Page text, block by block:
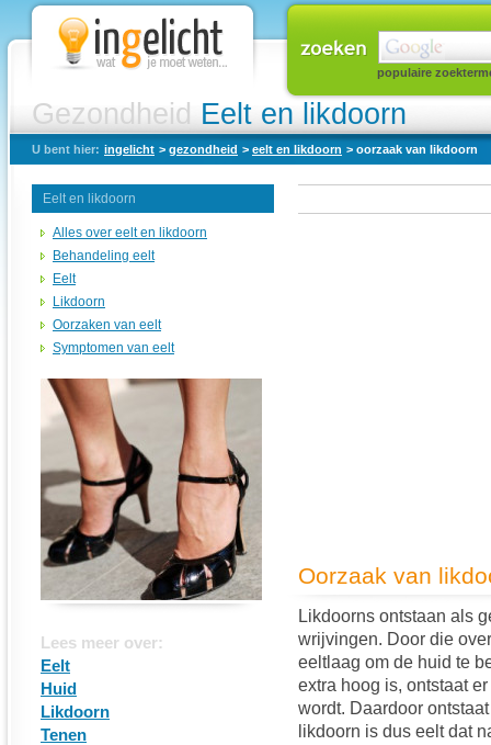
Gezondheid Eelt en likdoorn
populaire
U bent hier: ingelicht > gezondheid > eelt en likdoorn > oorzaak van likdoorn
Eelt en likdoorn
Alles over eelt en likdoorn
Behandeling eelt
Eelt
Likdoorn
Oorzaken van eelt
Symptomen van eelt
Lees meer over:
Eelt
Huid
Likdoorn
Tenen
Oorzaak van
Likdoorns ontstaan als
wrijvingen. Door die
eeltlaag om de huid te
extra hoog is, ontstaat
wordt. Daardoor
likdoorn is dus eelt dat